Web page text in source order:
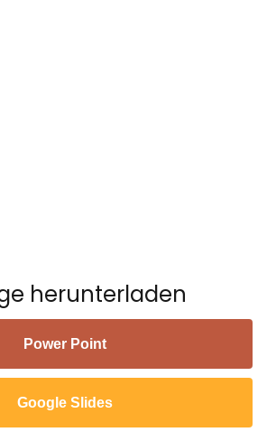
herunterladen
Power Point
Google Slides